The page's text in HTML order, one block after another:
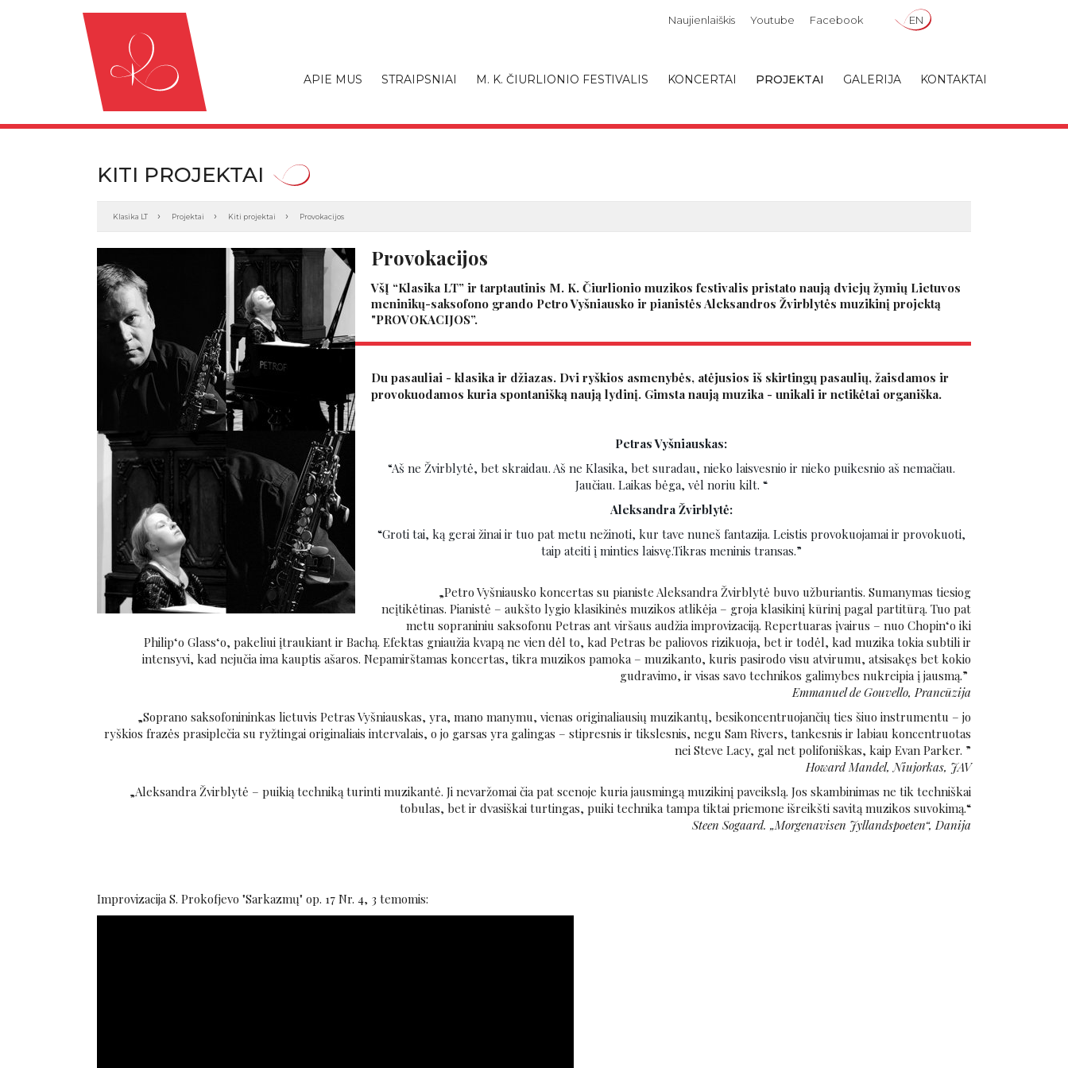
APIE MUS STRAIPSNIAI M. K. ČIURLIONIO FESTIVALIS KONCERTAI PROJEKTAI GALERIJA KONTAKTAI
Naujienlaiškis Youtube Facebook EN
KITI PROJEKTAI
Klasika LT Projektai Kiti projektai Provokacijos
Provokacijos
VšĮ “Klasika LT” ir tarptautinis M. K. Čiurlionio muzikos festivalis pristato naują dviejų žymių Lietuvos
meninikų-saksofono grando Petro Vyšniausko ir pianistės Aleksandros Žvirblytės muzikinį projektą
"PROVOKACIJOS”.
Du pasauliai - klasika ir džiazas. Dvi ryškios asmenybės, atėjusios iš skirtingų pasaulių, žaisdamos ir
provokuodamos kuria spontanišką naują lydinį. Gimsta naują muzika - unikali ir netikėtai organiška.
Petras Vyšniauskas:
“Aš ne Žvirblytė, bet skraidau. Aš ne Klasika, bet suradau, nieko laisvesnio ir nieko puikesnio aš nemačiau.
Jaučiau. Laikas bėga, vėl noriu kilt. “
Aleksandra Žvirblytė:
“Groti tai, ką gerai žinai ir tuo pat metu nežinoti, kur tave nuneš fantazija. Leistis provokuojamai ir provokuoti,
taip ateiti į minties laisvę.Tikras meninis transas.”
„Petro Vyšniausko koncertas su pianiste Aleksandra Žvirblytė buvo užburiantis. Sumanymas tiesiog
neįtikėtinas. Pianistė – aukšto lygio klasikinės muzikos atlikėja – groja klasikinį kūrinį pagal partitūrą. Tuo pat
metu sopraniniu saksofonu Petras ant viršaus audžia improvizaciją. Repertuaras įvairus – nuo Chopin‘o iki
Philip‘o Glass‘o, pakeliui įtraukiant ir Bachą. Efektas gniaužia kvapą ne vien dėl to, kad Petras be paliovos rizikuoja, bet ir todėl, kad muzika tokia subtili ir
intensyvi, kad nejučia ima kauptis ašaros. Nepamirštamas koncertas, tikra muzikos pamoka – muzikanto, kuris pasirodo visu atvirumu, atsisakęs bet kokio
gudravimo, ir visas savo technikos galimybes nukreipia į jausmą.”
Emmanuel de Gouvello, Prancūzija
„Soprano saksofonininkas lietuvis Petras Vyšniauskas, yra, mano manymu, vienas originaliausių muzikantų, besikoncentruojančių ties šiuo instrumentu – jo
ryškios frazės prasiplečia su ryžtingai originaliais intervalais, o jo garsas yra galingas – stipresnis ir tikslesnis, negu Sam Rivers, tankesnis ir labiau koncentruotas
nei Steve Lacy, gal net polifoniškas, kaip Evan Parker. ”
Howard Mandel, Niujorkas, JAV
„Aleksandra Žvirblytė – puikią techniką turinti muzikantė. Ji nevaržomai čia pat scenoje kuria jausmingą muzikinį paveikslą. Jos skambinimas ne tik techniškai
tobulas, bet ir dvasiškai turtingas, puiki technika tampa tiktai priemone išreikšti savitą muzikos suvokimą.“
Steen Sogaard. „Morgenavisen Jyllandspoeten“, Danija
Improvizacija S. Prokofjevo "Sarkazmų" op. 17 Nr. 4, 3 temomis: